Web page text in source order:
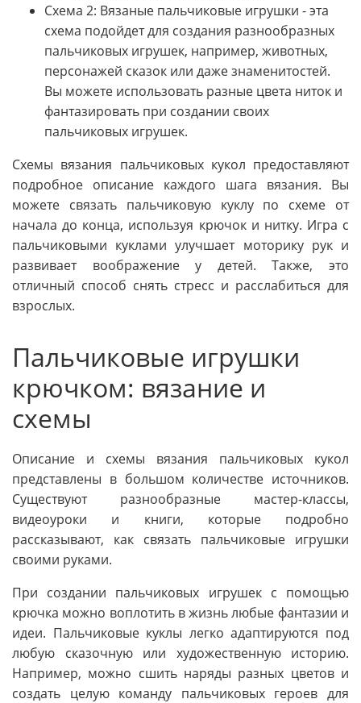
Схема 2: Вязаные пальчиковые игрушки - эта
схема подойдет для создания разнообразных
пальчиковых игрушек, например, животных,
персонажей сказок или даже знаменитостей.
Вы можете использовать разные цвета ниток и
фантазировать при создании своих
пальчиковых игрушек.
Схемы вязания пальчиковых кукол предоставляют
подробное описание каждого шага вязания. Вы
можете связать пальчиковую куклу по схеме от
начала до конца, используя крючок и нитку. Игра с
пальчиковыми куклами улучшает моторику рук и
развивает воображение у детей. Также, это
отличный способ снять стресс и расслабиться для
взрослых.
Пальчиковые игрушки
крючком: вязание и
схемы
Описание и схемы вязания пальчиковых кукол
представлены в большом количестве источников.
Существуют разнообразные мастер-классы,
видеоуроки и книги, которые подробно
рассказывают, как связать пальчиковые игрушки
своими руками.
При создании пальчиковых игрушек с помощью
крючка можно воплотить в жизнь любые фантазии и
идеи. Пальчиковые куклы легко адаптируются под
любую сказочную или художественную историю.
Например, можно сшить наряды разных цветов и
создать целую команду пальчиковых героев для